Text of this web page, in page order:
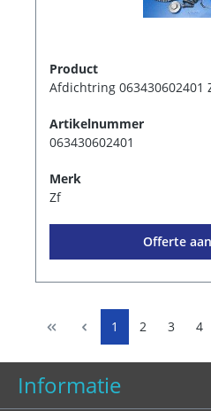
Product
Afdichtring 063430602401
Artikelnummer
063430602401
Merk
Zf
Offerte
1 2 3 4
Informatie